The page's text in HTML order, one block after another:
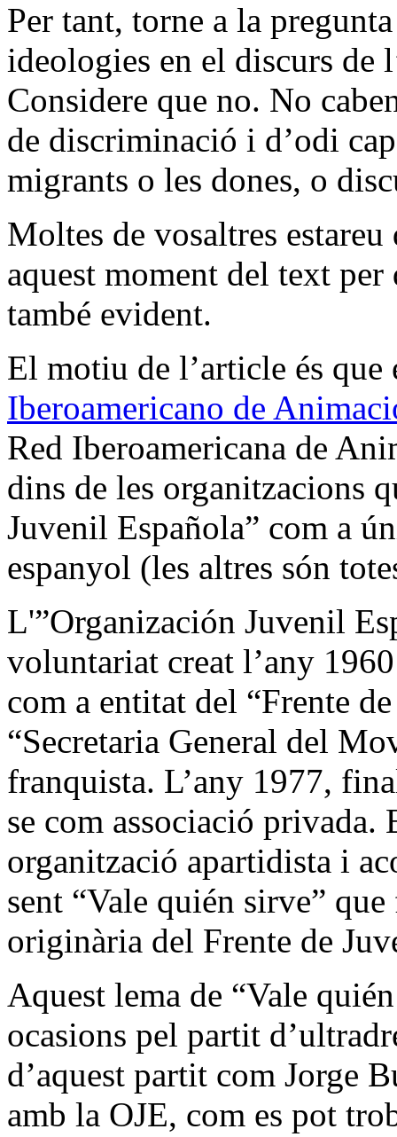
Per tant, torne a la
ideologies en el discurs de
Considere que no. No
de discriminació i d’odi
migrants o les dones, o
Moltes de vosaltres
aquest moment del text
també evident.
El motiu de l’article és
Iberoamericano de
Red Iberoamericana de
dins de les organitzacions
Juvenil Española” com a
espanyol (les altres són
L'”Organización Juvenil
voluntariat creat l’any
com a entitat del “Frente
“Secretaria General del
franquista. L’any 1977,
se com associació privada.
organització apartidista i
sent “Vale quién sirve”
originària del Frente de
Aquest lema de “Vale
ocasions pel partit
d’aquest partit com Jorge
amb la OJE, com es pot